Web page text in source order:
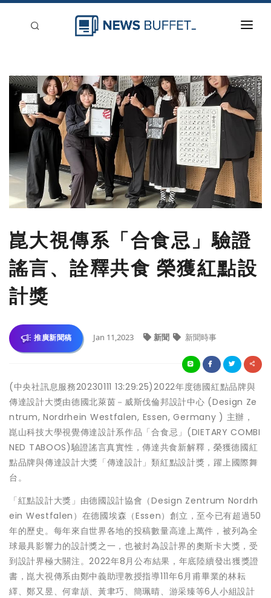
新聞稿分類
登入
刊登
崑大視傳系「合食忌」驗證
謠言、詮釋共食 榮獲紅點設
計獎
推廣新聞稿 Jan 11,2023 新聞 新聞時事
(中央社訊息服務20230111 13:29:25)2022年度德國紅點品牌與
傳達設計大獎由德國北萊茵－威斯伐倫邦設計中心 (Design Ze
ntrum, Nordrhein Westfalen, Essen, Germany ) 主辦，
崑山科技大學視覺傳達設計系作品「合食忌」(DIETARY COMBI
NED TABOOS)驗證謠言真實性，傳達共食新解釋，榮獲德國紅
點品牌與傳達設計大獎「傳達設計」類紅點設計獎，躍上國際舞
台。
「紅點設計大獎」由德國設計協會（Design Zentrum Nordrh
ein Westfalen）在德國埃森（Essen）創立，至今已有超過50
年的歷史。每年來自世界各地的投稿數量高達上萬件，被列為全
球最具影響力的設計獎之一，也被封為設計界的奧斯卡大獎，受
到設計界極大關注。2022年8月公布結果，年底陸續發出獲獎證
書，崑大視傳系由鄭中義助理教授指導111年6月甫畢業的林耘
繹、鄭又昱、何韋頡、黃聿巧、簡珮晴、游采臻等6人小組設計